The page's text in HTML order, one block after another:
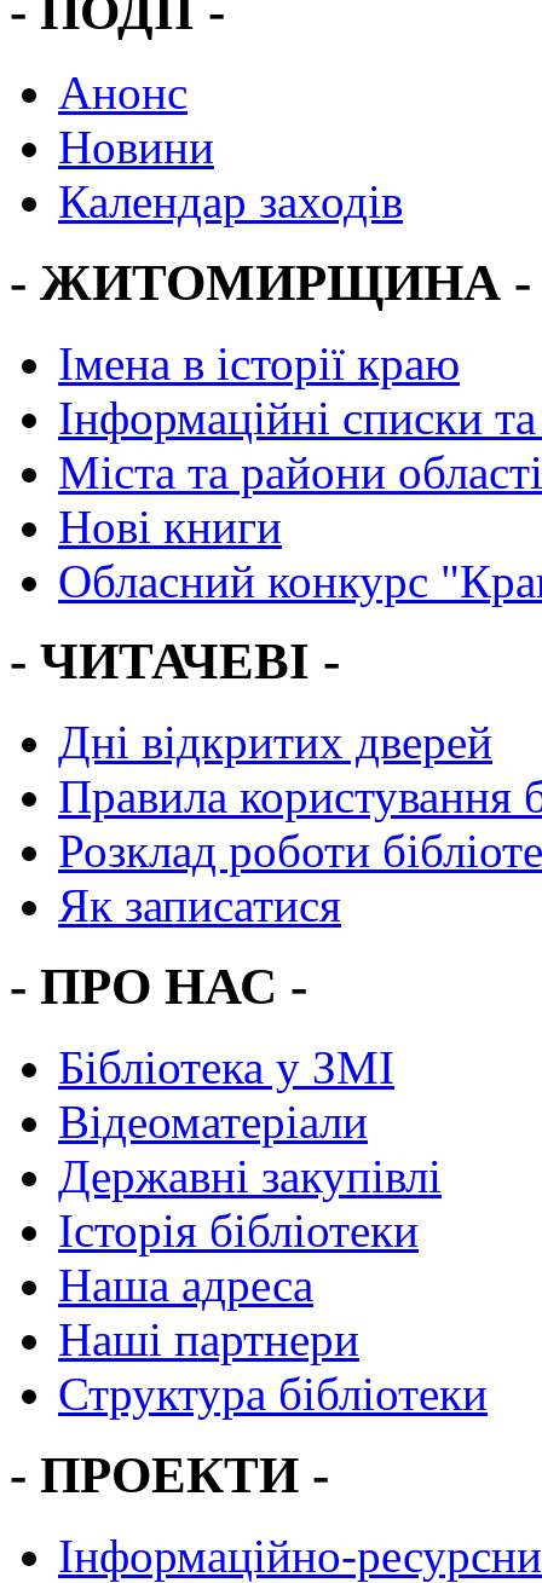
Анонс
Новини
Календар заходів
- ЖИТОМИРЩИНА -
Імена в історії краю
Інформаційні списки
Міста та райони області
Нові книги
Обласний конкурс
- ЧИТАЧЕВІ -
Дні відкритих дверей
Правила користування
Розклад роботи
Як записатися
- ПРО НАС -
Бібліотека у ЗМІ
Відеоматеріали
Державні закупівлі
Історія бібліотеки
Наша адреса
Наші партнери
Структура бібліотеки
- ПРОЕКТИ -
Інформаційно-